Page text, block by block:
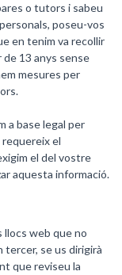
o tutors i sabeu
poseu-vos
en tenim va recollir
13 anys sense
mesures per
a base legal per
el
el del vostre
aquesta informació.
web que no
tercer, se us dirigirà
que reviseu la